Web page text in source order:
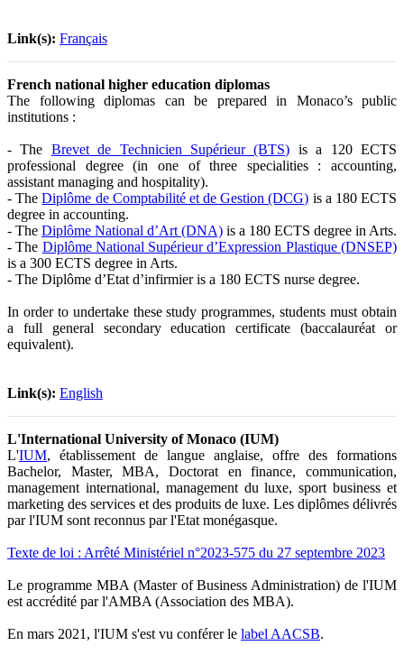
Link(s): Français
French national higher education diplomas
The following diplomas can be prepared in Monaco’s public
institutions :
- The Brevet de Technicien Supérieur (BTS) is a 120 ECTS
professional degree (in one of three specialities : accounting,
assistant managing and hospitality).
- TheDiplôme de Comptabilité et de Gestion (DCG) is a 180 ECTS
degree in accounting.
- The Diplôme National d’Art (DNA) is a 180 ECTS degree in Arts.
- The Diplôme National Supérieur d’Expression Plastique (DNSEP)
is a 300 ECTS degree in Arts.
- The Diplôme d’Etat d’infirmier is a 180 ECTS nurse degree.
In order to undertake these study programmes, students must obtain
a full general secondary education certificate (baccalauréat or
equivalent).
Link(s): English
L'International University of Monaco (IUM)
L'IUM, établissement de langue anglaise, offre des formations
Bachelor, Master, MBA, Doctorat en finance, communication,
management international, management du luxe, sport business et
marketing des services et des produits de luxe. Les diplômes délivrés
par l'IUM sont reconnus par l'Etat monégasque.
Texte de loi : Arrêté Ministériel n°2023-575 du 27 septembre 2023
Le programme MBA (Master of Business Administration) de l'IUM
est accrédité par l'AMBA (Association des MBA).
En mars 2021, l'IUM s'est vu conférer le label AACSB.